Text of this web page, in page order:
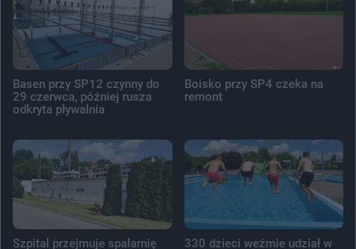
Basen przy SP12 czynny do
29 czerwca, później rusza
odkryta pływalnia
Boisko przy SP4 czeka na
remont
Szpital przejmuje spalarnię 330 dzieci weźmie udział w